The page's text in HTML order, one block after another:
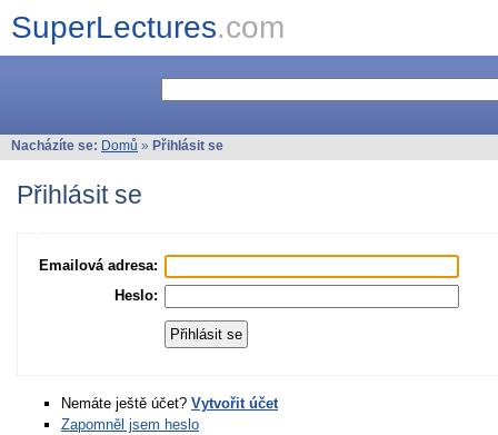
SuperLectures.com
Nacházíte se: Domů » Přihlásit se
Přihlásit se
Emailová adresa:
Heslo:
Nemáte ještě účet? Vytvořit účet
Zapomněl jsem heslo